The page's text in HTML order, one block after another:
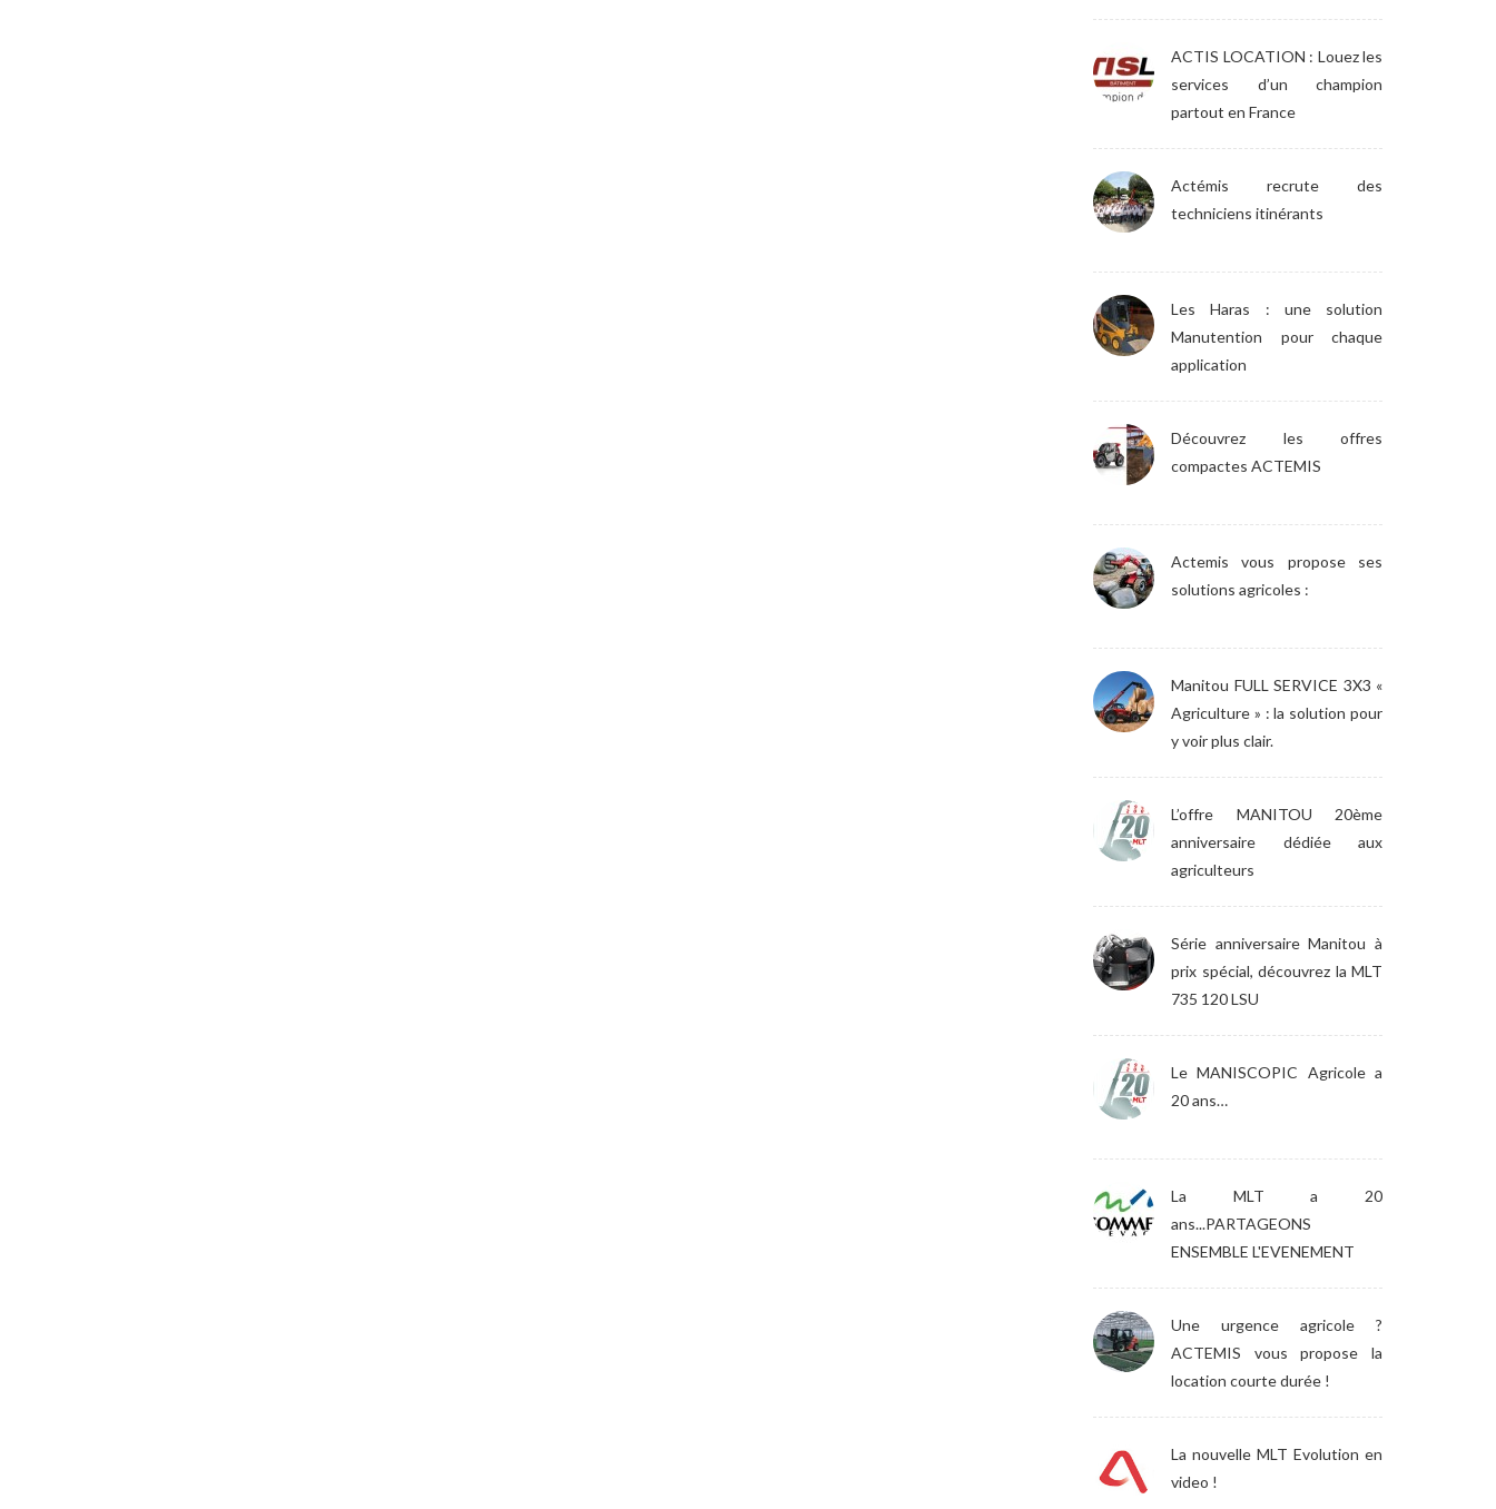
ACTIS LOCATION : Louez les
services d’un champion
partout en France
Actémis recrute des
techniciens itinérants
Les Haras : une solution
Manutention pour chaque
application
Découvrez les offres
compactes ACTEMIS
Actemis vous propose ses
solutions agricoles :
Manitou FULL SERVICE 3X3 «
Agriculture » : la solution pour
y voir plus clair.
L’offre MANITOU 20ème
anniversaire dédiée aux
agriculteurs
Série anniversaire Manitou à
prix spécial, découvrez la MLT
735 120 LSU
Le MANISCOPIC Agricole a
20 ans…
La MLT a 20
ans...PARTAGEONS
ENSEMBLE L'EVENEMENT
Une urgence agricole ?
ACTEMIS vous propose la
location courte durée !
La nouvelle MLT Evolution en
video !